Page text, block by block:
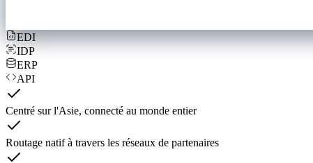
EDI
IDP
ERP
API
Centré sur l'Asie, connecté au monde entier
Routage natif à travers les réseaux de partenaires